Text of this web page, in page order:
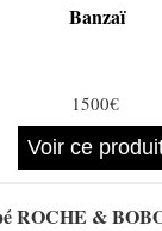
Banzaï
1500€
Voir ce
ROCHE &